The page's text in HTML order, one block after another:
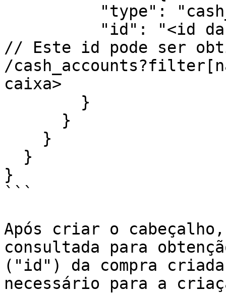
// Este id pode ser
/
caixa>
}
```
Após criar o cabeçalho,
consultada para
("id") da compra
necessário para a